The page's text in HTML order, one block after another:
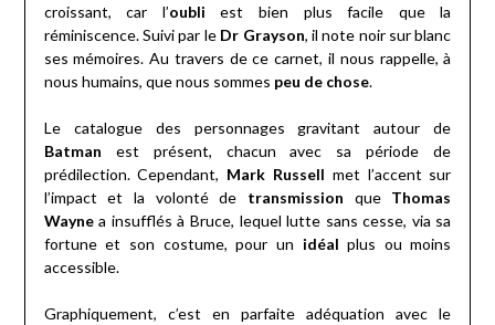
croissant, car l’oubli est bien plus facile que la
réminiscence. Suivi par le Dr Grayson, il note noir sur blanc
ses mémoires. Au travers de ce carnet, il nous rappelle, à
nous humains, que nous sommes peu de chose.
Le catalogue des personnages gravitant autour de
Batman est présent, chacun avec sa période de
prédilection. Cependant, Mark Russell met l’accent sur
l’impact et la volonté de transmission que Thomas
Waynea insufflés à Bruce, lequel lutte sans cesse, via sa
fortune et son costume, pour un idéal plus ou moins
accessible.
Graphiquement, c’est en parfaite adéquation avec le